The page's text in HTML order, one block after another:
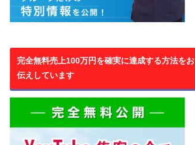
完全無料売上100万円を確実に達成する方法をお
伝えしています